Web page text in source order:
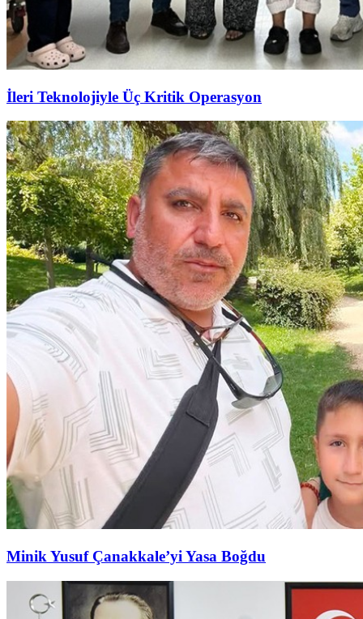
İleri Teknolojiyle Üç Kritik Operasyon
Minik Yusuf Çanakkale’yi Yasa Boğdu